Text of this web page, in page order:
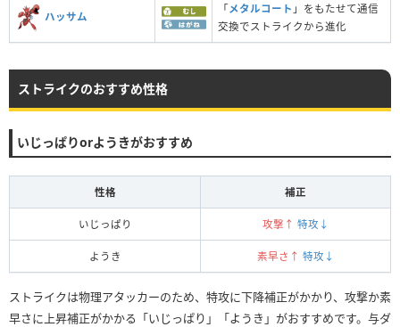
ハッサム
「 メタルコート 」をもたせて通信
交換でストライクから進化
ストライクのおすすめ性格
いじっぱりorようきがおすすめ
性格 補正
いじっぱり 攻撃↑ 特攻↓
ようき 素早さ↑ 特攻↓
ストライクは物理アタッカーのため、特攻に下降補正がかかり、攻撃か素
早さに上昇補正がかかる「いじっぱり」「ようき」がおすすめです。与ダ